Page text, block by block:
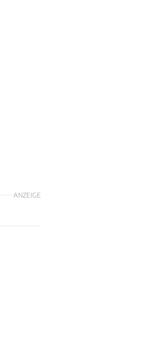
ANZEIGE